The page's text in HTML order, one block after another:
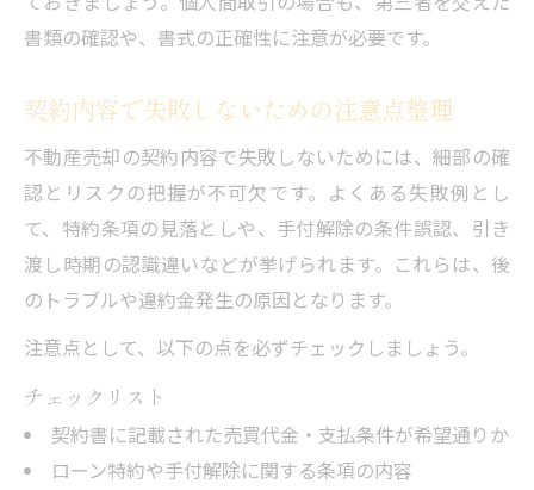
書類の確認や、書式の正確性に注意が必要です。
契約内容で失敗しないための注意点整理
不動産売却の契約内容で失敗しないためには、細部の確
認とリスクの把握が不可欠です。よくある失敗例とし
て、特約条項の見落としや、手付解除の条件誤認、引き
渡し時期の認識違いなどが挙げられます。これらは、後
のトラブルや違約金発生の原因となります。
注意点として、以下の点を必ずチェックしましょう。
チェックリスト
契約書に記載された売買代金・支払条件が希望通りか
ローン特約や手付解除に関する条項の内容